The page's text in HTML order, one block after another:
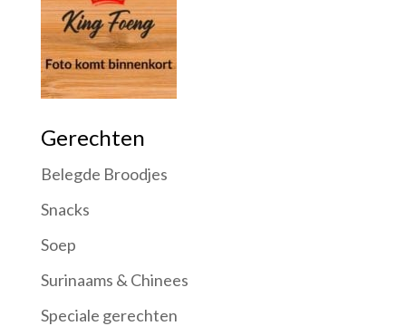
Gerechten
Belegde Broodjes
Snacks
Soep
Surinaams & Chinees
Speciale gerechten